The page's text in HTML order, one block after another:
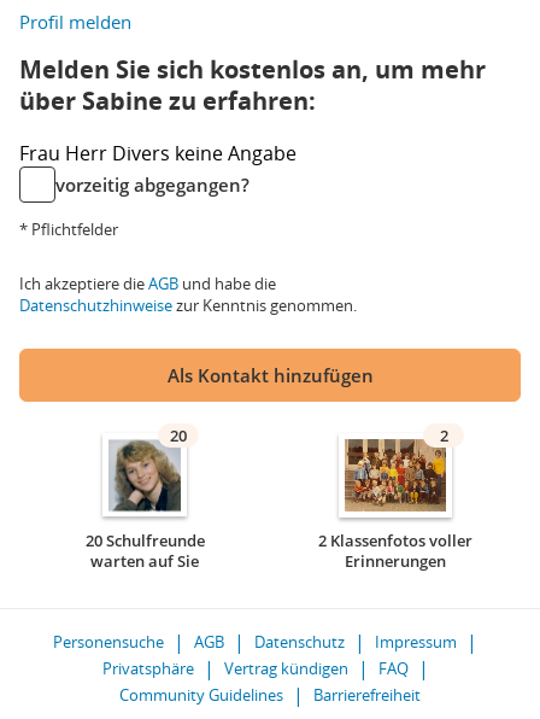
Profil melden
Melden Sie sich kostenlos an, um mehr
über Sabine zu erfahren:
Frau Herr Divers keine Angabe
vorzeitig abgegangen?
* Pflichtfelder
Ich akzeptiere dieAGB und habe die
Datenschutzhinweisezur Kenntnis genommen.
Als Kontakt hinzufügen
20
20 Schulfreunde
warten auf Sie
2
2 Klassenfotos voller
Erinnerungen
Personensuche AGB Datenschutz
Impressum
Privatsphäre
Vertrag kündigen
FAQ
Community Guidelines
Barrierefreiheit